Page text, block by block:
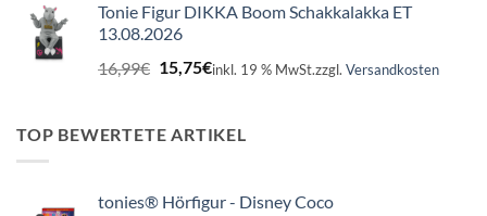
Tonie Figur DIKKA Boom Schakkalakka ET
13.08.2026
16,99€ Ursprünglicher
16,99€
15,75€Aktueller
15,75€.
inkl. 19 % MwSt.zzgl. Versandkosten
TOP BEWERTETE ARTIKEL
tonies® Hörfigur - Disney Coco